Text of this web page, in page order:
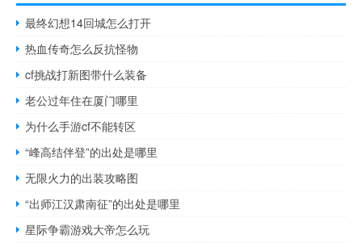
最终幻想14回城怎么打开
热血传奇怎么反抗怪物
cf挑战打新图带什么装备
老公过年住在厦门哪里
为什么手游cf不能转区
“峰高结伴登”的出处是哪里
无限火力的出装攻略图
“出师江汉肃南征”的出处是哪里
星际争霸游戏大帝怎么玩